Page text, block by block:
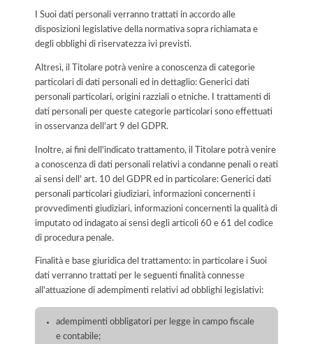
I Suoi dati personali verranno trattati in accordo alle
disposizioni legislative della normativa sopra richiamata e
degli obblighi di riservatezza ivi previsti.
Altresì, il Titolare potrà venire a conoscenza di categorie
particolari di dati personali ed in dettaglio: Generici dati
personali particolari, origini razziali o etniche. I trattamenti di
dati personali per queste categorie particolari sono effettuati
in osservanza dell'art 9 del GDPR.
Inoltre, ai fini dell'indicato trattamento, il Titolare potrà venire
a conoscenza di dati personali relativi a condanne penali o reati
ai sensi dell' art. 10 del GDPR ed in particolare: Generici dati
personali particolari giudiziari, informazioni concernenti i
provvedimenti giudiziari, informazioni concernenti la qualità di
imputato od indagato ai sensi degli articoli 60 e 61 del codice
di procedura penale.
Finalità e base giuridica del trattamento: in particolare i Suoi
dati verranno trattati per le seguenti finalità connesse
all'attuazione di adempimenti relativi ad obblighi legislativi:
adempimenti obbligatori per legge in campo fiscale
e contabile;